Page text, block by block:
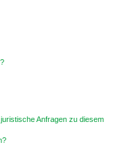
Anfragen zu diesem